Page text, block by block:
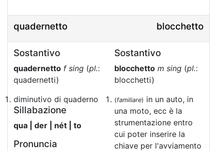
quadernetto blocchetto
Sostantivo
quadernetto f sing (pl.:
quadernetti)
diminutivo di quaderno
Sillabazione
qua | der | nét | to
Pronuncia
Sostantivo
blocchetto m sing (pl.:
blocchetti)
(familiare) in un auto, in
una moto, ecc è la
strumentazione entro
cui poter inserire la
chiave per l'avviamento